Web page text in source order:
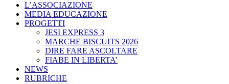
L’ASSOCIAZIONE
MEDIA EDUCAZIONE
PROGETTI
JESI EXPRESS 3
MARCHE BISCUITS 2026
DIRE FARE ASCOLTARE
FIABE IN LIBERTA’
NEWS
RUBRICHE